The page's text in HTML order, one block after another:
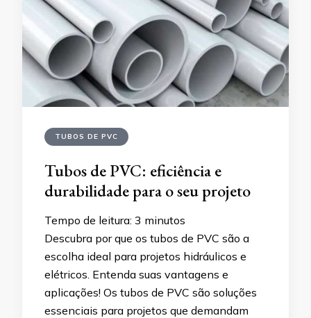
TUBOS DE PVC
Tubos de PVC: eficiência e
durabilidade para o seu projeto
Tempo de leitura: 3 minutos
Descubra por que os tubos de PVC são a
escolha ideal para projetos hidráulicos e
elétricos. Entenda suas vantagens e
aplicações! Os tubos de PVC são soluções
essenciais para projetos que demandam